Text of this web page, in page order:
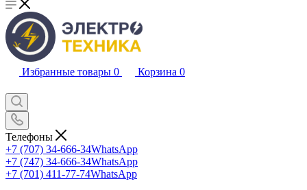
Избранные товары 0 Корзина 0
Телефоны
+7 (707) 34-666-34WhatsApp
+7 (747) 34-666-34WhatsApp
+7 (701) 411-77-74WhatsApp